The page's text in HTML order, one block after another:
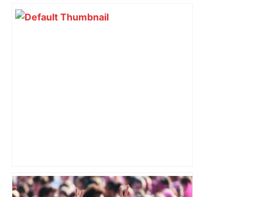
Un homme de 50 ans “complotiste” mis